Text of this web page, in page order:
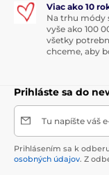
Viac ako 10
Na trhu módy
vyše ako 100
všetky
chceme, aby
Prihláste sa do
Tu napíšte váš
Prihlásením sa k
osobných údajov. Z